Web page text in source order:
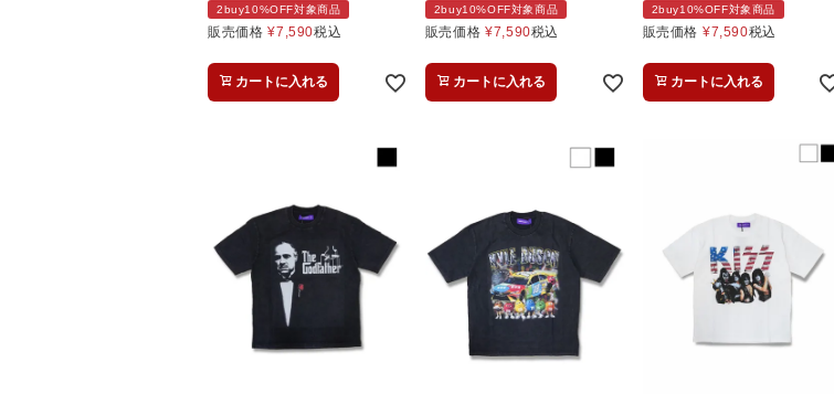
2buy10%OFF対象商品
販売価格 ¥7,590税込
カートに入れる
2buy10%OFF対象商品
販売価格 ¥7,590税込
カートに入れる
2buy10%OFF対象商品
販売価格 ¥7,590税込
カートに入れる